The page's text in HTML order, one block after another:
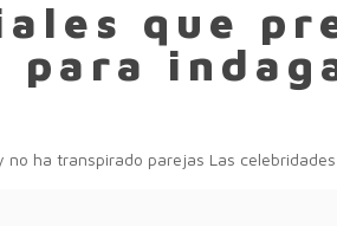
que
ha transpirado parejas Las